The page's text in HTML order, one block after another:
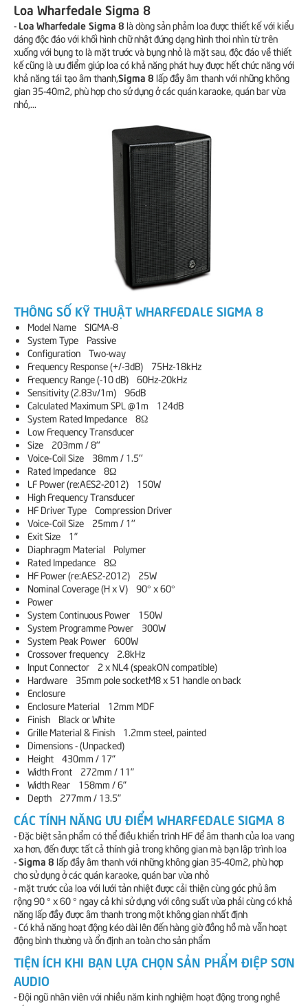
Loa Wharfedale Sigma 8
- Loa Wharfedale Sigma 8 là dòng sản phảm loa được thiết kế với kiểu
dáng độc đáo với khối hình chữ nhật đứng dạng hình thoi nhìn từ trên
xuống với bụng to là mặt trước và bụng nhỏ là mặt sau, độc đáo về thiết
kế cũng là ưu điểm giúp loa có khả năng phát huy được hết chức năng với
khả năng tái tạo âm thanh,Sigma 8 lấp đầy âm thanh với những không
gian 35-40m2, phù hợp cho sử dụng ở các quán karaoke, quán bar vừa
nhỏ,...
THÔNG SỐ KỸ THUẬT WHARFEDALE SIGMA 8
Model Name SIGMA-8
System Type Passive
Configuration Two-way
Frequency Response (+/-3dB) 75Hz-18kHz
Frequency Range (-10 dB) 60Hz-20kHz
Sensitivity (2.83v/1m) 96dB
Calculated Maximum SPL @1m 124dB
System Rated Impedance 8Ω
Low Frequency Transducer
Size 203mm / 8''
Voice-Coil Size 38mm / 1.5''
Rated Impedance 8Ω
LF Power (re:AES2-2012) 150W
High Frequency Transducer
HF Driver Type Compression Driver
Voice-Coil Size 25mm / 1''
Exit Size 1"
Diaphragm Material Polymer
Rated Impedance 8Ω
HF Power (re:AES2-2012) 25W
Nominal Coverage (H x V) 90° x 60°
Power
System Continuous Power 150W
System Programme Power 300W
System Peak Power 600W
Crossover frequency 2.8kHz
Input Connector 2 x NL4 (speakON compatible)
Hardware 35mm pole socketM8 x 51 handle on back
Enclosure
Enclosure Material 12mm MDF
Finish Black or White
Grille Material & Finish 1.2mm steel, painted
Dimensions - (Unpacked)
Height 430mm / 17"
Width Front 272mm / 11"
Width Rear 158mm / 6"
Depth 277mm / 13.5"
CÁC TÍNH NĂNG ƯU ĐIỂM WHARFEDALE SIGMA 8
- Đặc biệt sản phẩm có thể điều khiển trình HF để âm thanh của loa vang
xa hơn, đến được tất cả thính giả trong không gian mà bạn lập trình loa
-Sigma 8 lấp đầy âm thanh với những không gian 35-40m2, phù hợp
cho sử dụng ở các quán karaoke, quán bar vừa nhỏ
- mặt trước của loa với lưới tản nhiệt được cải thiện cùng góc phủ âm
rộng 90 ° x 60 ° ngay cả khi sử dụng với công suất vừa phải cùng có khả
năng lấp đầy được âm thanh trong một không gian nhất định
- Có khả năng hoạt động kéo dài lên đến hàng giờ đồng hồ mà vẫn hoạt
động bình thường và ổn định an toàn cho sản phẩm
TIỆN ÍCH KHI BẠN LỰA CHỌN SẢN PHẨM ĐIỆP SƠN
AUDIO
- Đội ngũ nhân viên với nhiều năm kinh nghiệm hoạt động trong nghề